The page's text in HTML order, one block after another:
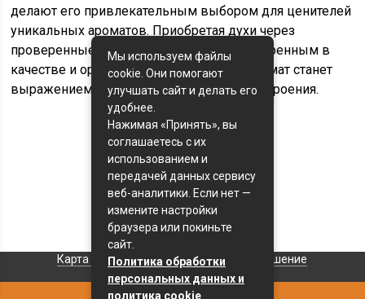
делают его привлекательным выбором для ценителей
уникальных ароматов. Приобретая духи через
проверенные источники, можно быть уверенным в
качестве и оригинальности, а каждый аромат станет
выражением собственной личности и настроения.
Оценка статьи:
(пока оценок нет)
Поделиться с друзьями:
Карта сайта Пользовательское соглашение
Мы используем файлы
cookie. Они помогают
улучшать сайт и делать его
удобнее.
Нажимая «Принять», вы
соглашаетесь с их
использованием и
передачей данных сервису
веб-аналитики. Если нет —
измените настройки
браузера или покиньте
сайт.
Политика обработки
персональных данных и
политика cookie